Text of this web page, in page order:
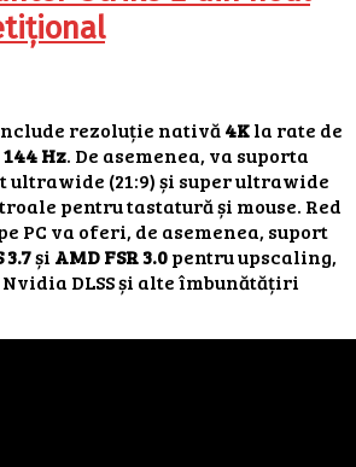
rezoluție nativă4Kla rate de
144 Hz. De asemenea, va suporta
ultrawide (21:9) și super ultrawide
pentru tastatură și mouse. Red
PC va oferi, de asemenea, suport
3.7și AMD FSR 3.0pentru upscaling,
DLSS și alte îmbunătățiri